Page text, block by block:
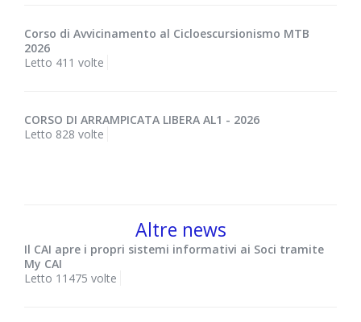
Corso di Avvicinamento al Cicloescursionismo MTB
2026
Letto 411 volte
CORSO DI ARRAMPICATA LIBERA AL1 - 2026
Letto 828 volte
Altre news
Il CAI apre i propri sistemi informativi ai Soci tramite
My CAI
Letto 11475 volte